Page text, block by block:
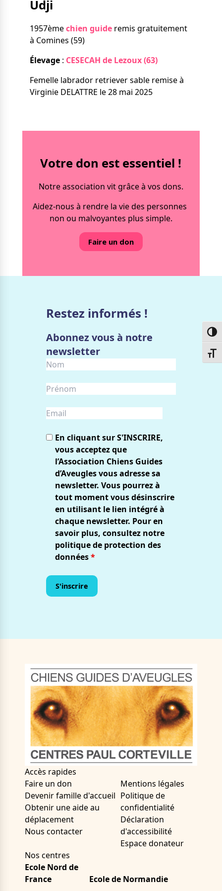
Nos solutions
La canne blanche
électronique
Le Bemob
Formation & Rééducation
fonctionnelle
série
Nous contacter
Udji
1957èmechien guideremis gratuitement
à Comines (59)
Élevage: CESECAH de Lezoux (63)
Femelle labrador retriever sable remise à
Virginie DELATTRE le 28 mai 2025
Votre don est essentiel !
Notre association vit grâce à vos dons.
Aidez-nous à rendre la vie des personnes
non ou malvoyantes plus simple.
Faire un don
Restez informés !
Abonnez vous à notre
newsletter
En cliquant sur S'INSCRIRE,
vous acceptez que
l’Association Chiens Guides
d’Aveugles vous adresse sa
newsletter. Vous pourrez à
tout moment vous désinscrire
en utilisant le lien intégré à
chaque newsletter. Pour en
savoir plus, consultez notre
politique de protection des
données*
Accès rapides
Faire un don
Devenir famille d'accueil
Obtenir une aide au
déplacement
Nous contacter
Mentions légales
Politique de
confidentialité
Déclaration
d'accessibilité
Espace donateur
Nos centres
Ecole Nord de
France
Ecole de Normandie